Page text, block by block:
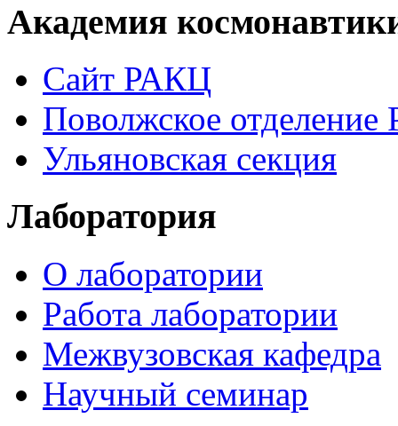
Академия
Сайт РАКЦ
Поволжское
Ульяновская секция
Лаборатория
О лаборатории
Работа лаборатории
Межвузовская кафедра
Научный семинар